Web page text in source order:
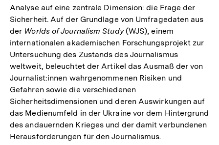
Analyse auf eine zentrale Dimension: die Frage der
Sicherheit. Auf der Grundlage von Umfragedaten aus
der Worlds of Journalism Study(WJS), einem
internationalen akademischen Forschungsprojekt zur
Untersuchung des Zustands des Journalismus
weltweit, beleuchtet der Artikel das Ausmaß der von
Journalist:innen wahrgenommenen Risiken und
Gefahren sowie die verschiedenen
Sicherheitsdimensionen und deren Auswirkungen auf
das Medienumfeld in der Ukraine vor dem Hintergrund
des andauernden Krieges und der damit verbundenen
Herausforderungen für den Journalismus.